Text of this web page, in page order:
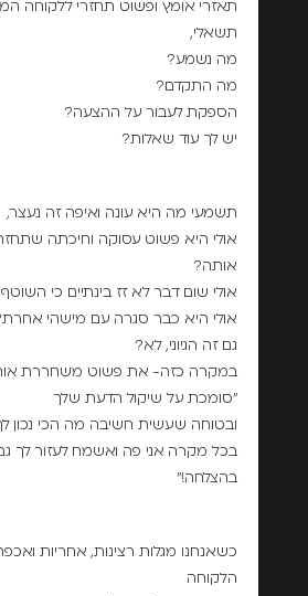
תאזרי אומץ ופשוט תחזרי ללקוחה
תשאלי,
מה נשמע?
מה התקדם?
הספקת לעבור על ההצעה?
יש לך עוד שאלות?
תשמעי מה היא עונה ואיפה זה נעצר,
אולי היא פשוט עסוקה וחיכתה
אותה?
אולי שום דבר לא זז בינתיים כי
אולי היא כבר סגרה עם מישהי
גם זה הגיוני, לא?
במקרה כזה- את פשוט משחררת
"סומכת על שיקול הדעת שלך
ובטוחה שעשית חשיבה מה הכי נכון
בכל מקרה אני פה ואשמח לעזור לך
בהצלחה!"
כשאנחנו מגלות רצינות, אחריות
הלקוחה